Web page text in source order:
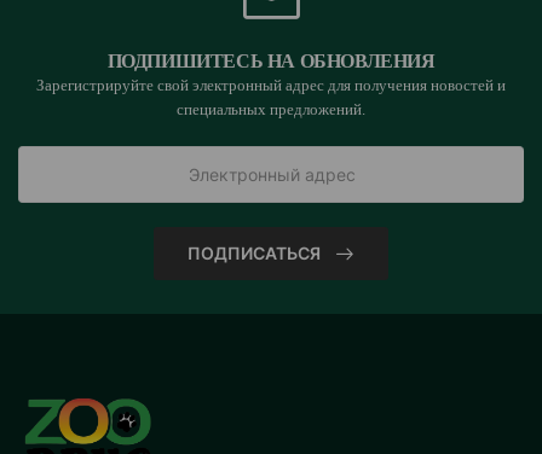
ПОДПИШИТЕСЬ НА ОБНОВЛЕНИЯ
Зарегистрируйте свой электронный адрес для получения новостей и
специальных предложений.
ПОДПИСАТЬСЯ